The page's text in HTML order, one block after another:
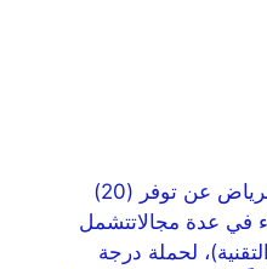
تعلن جامعة الفيصل بمدينة الرياض عن توفر (20)
في عدة مجالاتتشمل
لحملة درجة